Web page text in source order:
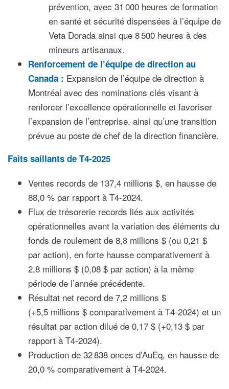
prévention, avec 31 000 heures de formation
en santé et sécurité dispensées à l’équipe de
Veta Dorada ainsi que 8 500 heures à des
mineurs artisanaux.
Renforcement de l’équipe de direction au
Canada : Expansion de l’équipe de direction à
Montréal avec des nominations clés visant à
renforcer l’excellence opérationnelle et favoriser
l’expansion de l’entreprise, ainsi qu’une transition
prévue au poste de chef de la direction financière.
Faits saillants de T4-2025
Ventes records de 137,4 millions $, en hausse de
88,0 % par rapport à T4-2024.
Flux de trésorerie records liés aux activités
opérationnelles avant la variation des éléments du
fonds de roulement de 8,8 millions $ (ou 0,21 $
par action), en forte hausse comparativement à
2,8 millions $ (0,08 $ par action) à la même
période de l’année précédente.
Résultat net record de 7,2 millions $
(+5,5 millions $ comparativement à T4-2024) et un
résultat par action dilué de 0,17 $ (+0,13 $ par
rapport à T4-2024).
Production de 32 838 onces d’AuEq, en hausse de
20,0 % comparativement à T4-2024.